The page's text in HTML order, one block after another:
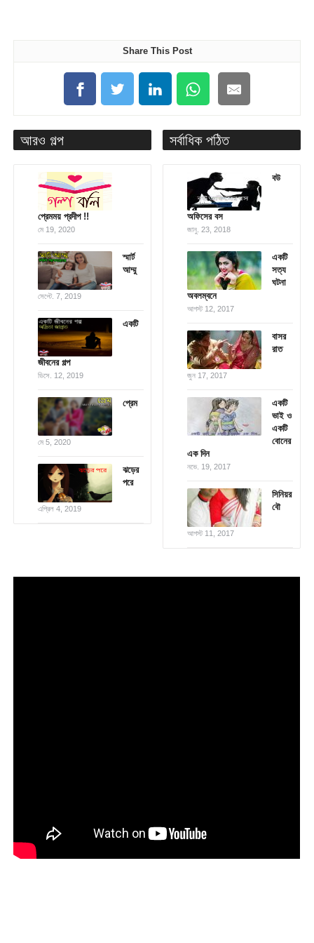
Share This Post
আরও গল্প
প্রেমময় প্রদীপ !!
মে 19, 2020
স্মার্ট
আম্মু
সেপ্টে. 7, 2019
একটি
জীবনের গল্প
ডিসে. 12, 2019
প্রেম
মে 5, 2020
ঝড়ের
পরে
এপ্রিল 4, 2019
সর্বাধিক পঠিত
বউ
অফিসের বস
জানু. 23, 2018
একটি
সত্য
ঘটনা
অবলম্বনে
আগস্ট 12, 2017
বাসর
রাত
জুন 17, 2017
একটি
ভাই ও
একটি
বোনের
এক দিন
নভে. 19, 2017
সিনিয়র
বৌ
আগস্ট 11, 2017